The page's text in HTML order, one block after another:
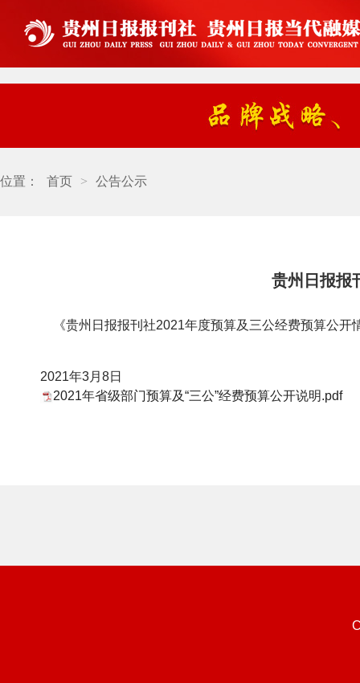
位置： 首页 > 公告公示
贵州日报报
《贵州日报报刊社2021年度预算及三公经费预算公开
2021年3月8日
2021年省级部门预算及“三公”经费预算公开说明.pdf